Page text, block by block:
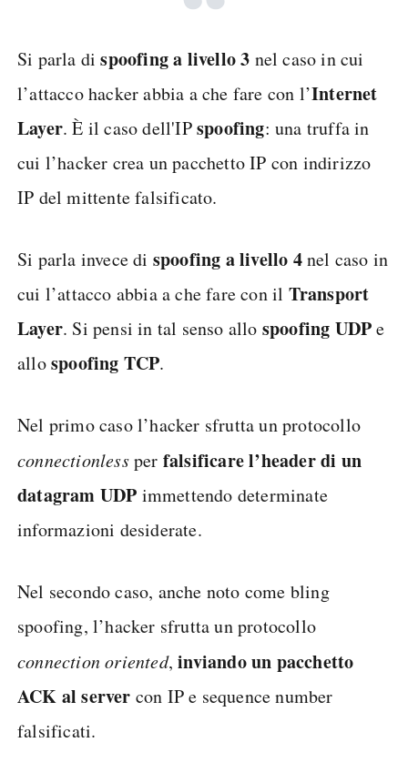
Si parla dispoofing a livello 3 nel caso in cui
l’attacco hacker abbia a che fare con l’Internet
Layer. È il caso dell'IPspoofing: una truffa in
cui l’hacker crea un pacchetto IP con indirizzo
IP del mittente falsificato.
Si parla invece di spoofing a livello 4nel caso in
cui l’attacco abbia a che fare con il Transport
Layer. Si pensi in tal senso allo spoofing UDPe
allospoofing TCP.
Nel primo caso l’hacker sfrutta un protocollo
connectionlessper falsificare l’header di un
datagram UDP immettendo determinate
informazioni desiderate.
Nel secondo caso, anche noto come bling
spoofing, l’hacker sfrutta un protocollo
connection oriented,inviando un pacchetto
ACK al server con IP e sequence number
falsificati.